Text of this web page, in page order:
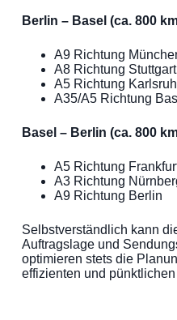
Berlin – Basel (ca. 800
A9 Richtung
A8 Richtung Stuttgart
A5 Richtung
A35/A5 Richtung
Basel – Berlin (ca. 800
A5 Richtung
A3 Richtung
A9 Richtung Berlin
Selbstverständlich kann
Auftragslage und
optimieren stets die
effizienten und